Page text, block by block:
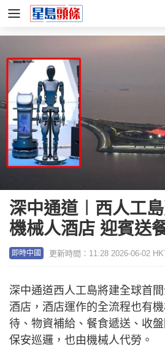
深中通道︱西人工
機械人酒店 迎賓送
即時中國 更新時間：11:28 2026-06-02
深中通道西人工島將建全球首
酒店，酒店運作的全流程也有
待、物資補給、餐食遞送、收
保安巡邏，也由機械人代勞。